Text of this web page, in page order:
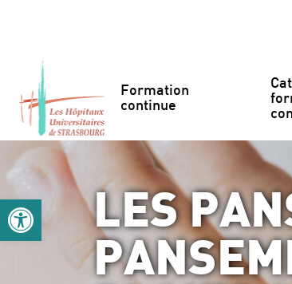
Ouvrir la barre d’outils
Formation
continue
LES